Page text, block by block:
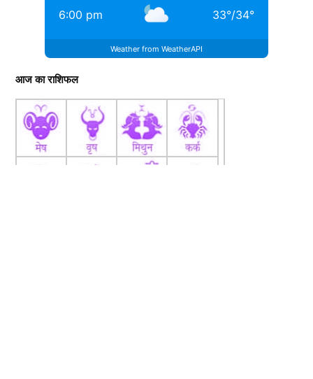
6:00 pm 33°/34°
Weather from WeatherAPI
आज का राशिफल